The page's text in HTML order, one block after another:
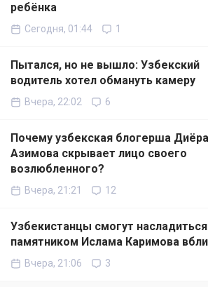
ребёнка
Сегодня, 01:44 1
Пытался, но не вышло: Узбекский
водитель хотел обмануть камеру
Вчера, 22:02 6
Почему узбекская блогерша Диёра
Азимова скрывает лицо своего
возлюбленного?
Вчера, 21:21 12
Узбекистанцы смогут насладиться
памятником Ислама Каримова
Вчера, 21:06 3